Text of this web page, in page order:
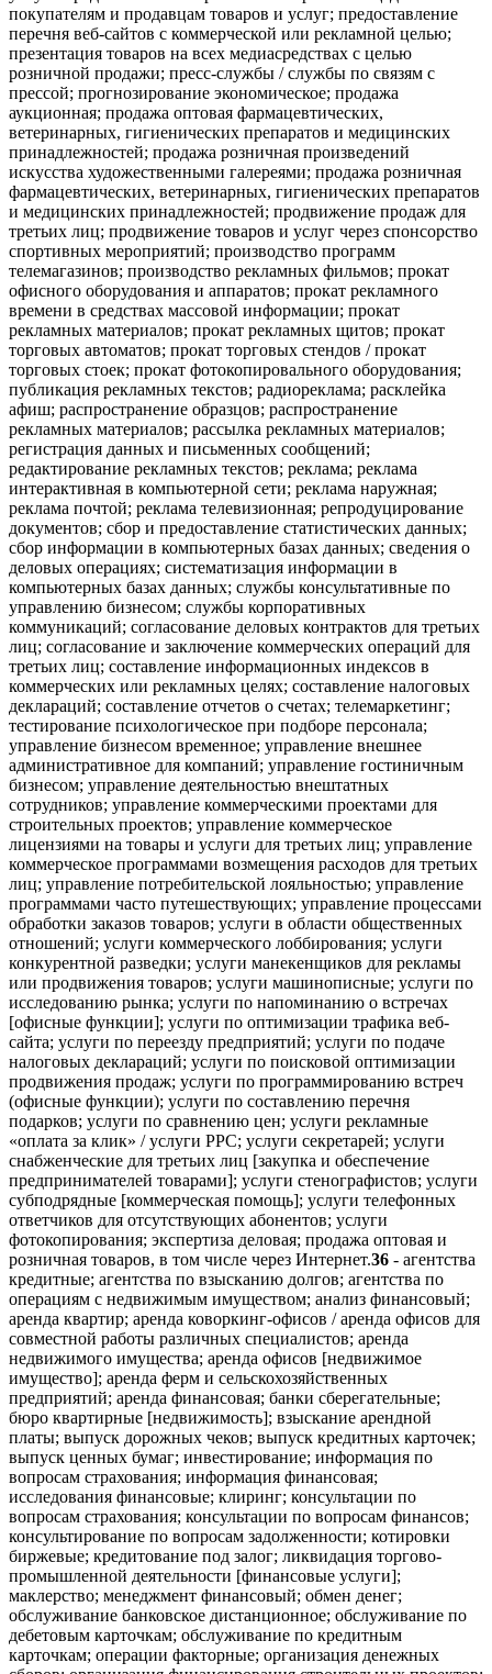
покупателям и продавцам товаров и услуг; предоставление
перечня веб-сайтов с коммерческой или рекламной целью;
презентация товаров на всех медиасредствах с целью
розничной продажи; пресс-службы / службы по связям с
прессой; прогнозирование экономическое; продажа
аукционная; продажа оптовая фармацевтических,
ветеринарных, гигиенических препаратов и медицинских
принадлежностей; продажа розничная произведений
искусства художественными галереями; продажа розничная
фармацевтических, ветеринарных, гигиенических препаратов
и медицинских принадлежностей; продвижение продаж для
третьих лиц; продвижение товаров и услуг через спонсорство
спортивных мероприятий; производство программ
телемагазинов; производство рекламных фильмов; прокат
офисного оборудования и аппаратов; прокат рекламного
времени в средствах массовой информации; прокат
рекламных материалов; прокат рекламных щитов; прокат
торговых автоматов; прокат торговых стендов / прокат
торговых стоек; прокат фотокопировального оборудования;
публикация рекламных текстов; радиореклама; расклейка
афиш; распространение образцов; распространение
рекламных материалов; рассылка рекламных материалов;
регистрация данных и письменных сообщений;
редактирование рекламных текстов; реклама; реклама
интерактивная в компьютерной сети; реклама наружная;
реклама почтой; реклама телевизионная; репродуцирование
документов; сбор и предоставление статистических данных;
сбор информации в компьютерных базах данных; сведения о
деловых операциях; систематизация информации в
компьютерных базах данных; службы консультативные по
управлению бизнесом; службы корпоративных
коммуникаций; согласование деловых контрактов для третьих
лиц; согласование и заключение коммерческих операций для
третьих лиц; составление информационных индексов в
коммерческих или рекламных целях; составление налоговых
деклараций; составление отчетов о счетах; телемаркетинг;
тестирование психологическое при подборе персонала;
управление бизнесом временное; управление внешнее
административное для компаний; управление гостиничным
бизнесом; управление деятельностью внештатных
сотрудников; управление коммерческими проектами для
строительных проектов; управление коммерческое
лицензиями на товары и услуги для третьих лиц; управление
коммерческое программами возмещения расходов для третьих
лиц; управление потребительской лояльностью; управление
программами часто путешествующих; управление процессами
обработки заказов товаров; услуги в области общественных
отношений; услуги коммерческого лоббирования; услуги
конкурентной разведки; услуги манекенщиков для рекламы
или продвижения товаров; услуги машинописные; услуги по
исследованию рынка; услуги по напоминанию о встречах
[офисные функции]; услуги по оптимизации трафика веб-
сайта; услуги по переезду предприятий; услуги по подаче
налоговых деклараций; услуги по поисковой оптимизации
продвижения продаж; услуги по программированию встреч
(офисные функции); услуги по составлению перечня
подарков; услуги по сравнению цен; услуги рекламные
«оплата за клик» / услуги PPC; услуги секретарей; услуги
снабженческие для третьих лиц [закупка и обеспечение
предпринимателей товарами]; услуги стенографистов; услуги
субподрядные [коммерческая помощь]; услуги телефонных
ответчиков для отсутствующих абонентов; услуги
фотокопирования; экспертиза деловая; продажа оптовая и
розничная товаров, в том числе через Интернет.36 - агентства
кредитные; агентства по взысканию долгов; агентства по
операциям с недвижимым имуществом; анализ финансовый;
аренда квартир; аренда коворкинг-офисов / аренда офисов для
совместной работы различных специалистов; аренда
недвижимого имущества; аренда офисов [недвижимое
имущество]; аренда ферм и сельскохозяйственных
предприятий; аренда финансовая; банки сберегательные;
бюро квартирные [недвижимость]; взыскание арендной
платы; выпуск дорожных чеков; выпуск кредитных карточек;
выпуск ценных бумаг; инвестирование; информация по
вопросам страхования; информация финансовая;
исследования финансовые; клиринг; консультации по
вопросам страхования; консультации по вопросам финансов;
консультирование по вопросам задолженности; котировки
биржевые; кредитование под залог; ликвидация торгово-
промышленной деятельности [финансовые услуги];
маклерство; менеджмент финансовый; обмен денег;
обслуживание банковское дистанционное; обслуживание по
дебетовым карточкам; обслуживание по кредитным
карточкам; операции факторные; организация денежных